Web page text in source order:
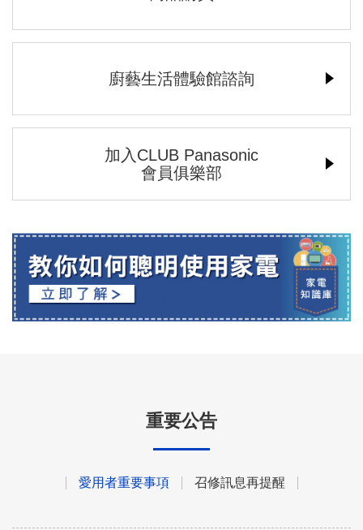
廚藝生活體驗館諮詢
加入CLUB Panasonic
會員俱樂部
重要公告
愛用者重要事項 召修訊息再提醒